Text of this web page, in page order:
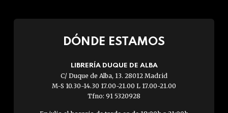
DÓNDE ESTAMOS
LIBRERÍA DUQUE DE ALBA
C/ Duque de Alba, 13. 28012 Madrid
M-S 10.30-14.30 17.00-21.00 L 17.00-21.00
Tfno: 91 5320928